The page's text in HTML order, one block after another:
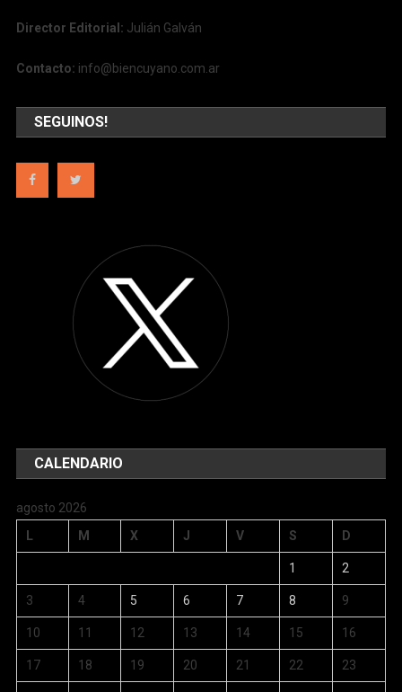
Director Editorial: Julián Galván
Contacto: info@biencuyano.com.ar
SEGUINOS!
CALENDARIO
agosto 2026
L
M X J V S D
1 2
3 4 5 6 7 8 9
10 11 12 13 14 15 16
17 18 19 20 21 22 23